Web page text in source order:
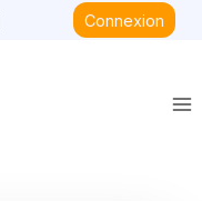
Connexion